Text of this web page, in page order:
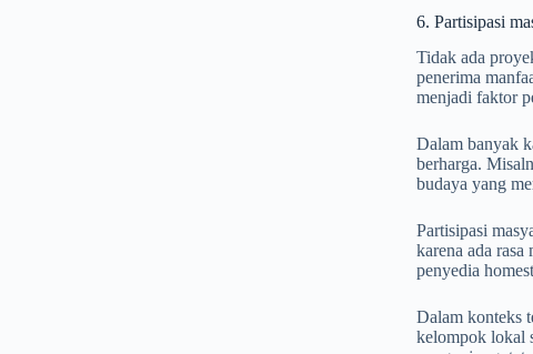
6. Partisipasi
Tidak ada
penerima
menjadi faktor
Dalam banyak
berharga.
budaya yang
Partisipasi
karena ada
penyedia
Dalam konteks
kelompok lokal